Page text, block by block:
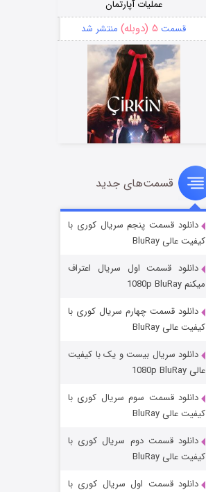
عملیات آپارتمان
قسمت ۵ (دوبله) منتشر شد
سریال زشت
قسمت۲ (زیرنویس) منتشر شد
مردگان متحرک: شهر مرده ۳
قسمت‌های جدید
دانلود قسمت پنجم سریال کوری با
کیفیت عالی BluRay
دانلود قسمت اول سریال اعتراف
میکنم 1080p BluRay
دانلود قسمت چهارم سریال کوری با
کیفیت عالی BluRay
دانلود سریال بیست و یک با کیفیت
عالی 1080p BluRay
دانلود قسمت سوم سریال کوری با
کیفیت عالی BluRay
دانلود قسمت دوم سریال کوری با
کیفیت عالی BluRay
دانلود قسمت اول سریال کوری با